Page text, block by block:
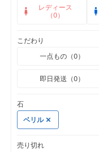
レディース
（0）
こだわり
一点もの（0）
即日発送（0）
石
ベリル
売り切れ